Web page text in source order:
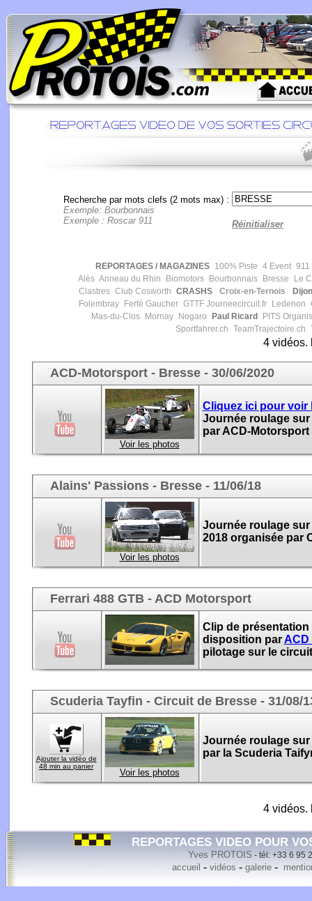
Recherche par mots clefs (2 mots max) :
Exemple: Bourbonnais
Exemple : Roscar 911
Réinitialiser
REPORTAGES / MAGAZINES 100% Piste 4 Event 911
Alès Anneau du Rhin Biomotors Bourbonnais Bresse
Le
Clastres Club Cosworth CRASHS Croix-en-Ternois
Folembray
Ferté Gaucher GTTFJourneecircuit.fr Ledenon
Mas-du-Clos
Mornay Nogaro Paul Ricard
PITS
Sportfahrer.ch TeamTrajectoire.ch
4 vidéos.
ACD-Motorsport - Bresse - 30/06/2020
Voir les photos
Cliquez ici pour voir
Journée roulage
par ACD-Motorsport
Alains' Passions - Bresse - 11/06/18
Voir les photos
Journée roulage
2018 organisée par
Ferrari 488 GTB - ACD Motorsport
Clip de présentation
disposition parACD
pilotage sur le
Scuderia Tayfin - Circuit de Bresse - 31/08/
Ajouter la vidéo de
48 min au panier
Voir les photos
Journée roulage
par la Scuderia
4 vidéos.
REPORTAGES VIDEO POUR
Yves PROTOIS - tél: +33 6 95
accueil - vidéos - galerie-